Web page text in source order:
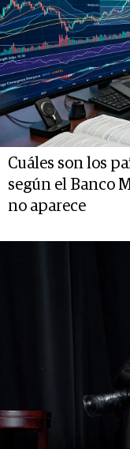
Cuáles son los
según el Banco
no aparece